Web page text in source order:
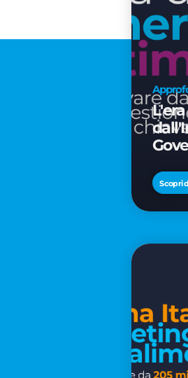
Scopri